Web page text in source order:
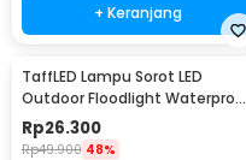
+ Keranjang
TaffLED Lampu Sorot LED
Outdoor Floodlight Waterproof
Cool White 50W - A8
Rp26.300
Rp49.900 48%